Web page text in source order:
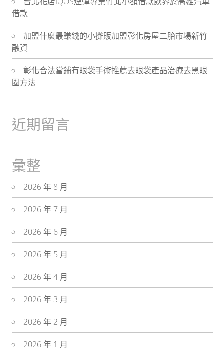
借款
加盟什麼最賺錢的小攤販加盟彰化房屋二胎市場新竹
融資
彰化合法當鋪有眼袋手術推薦去眼袋產品治療去黑眼
圈方法
近期留言
彙整
2026 年 8 月
2026 年 7 月
2026 年 6 月
2026 年 5 月
2026 年 4 月
2026 年 3 月
2026 年 2 月
2026 年 1 月